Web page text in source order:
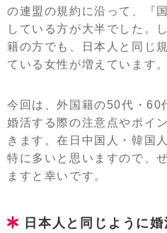
の連盟の規約に沿って、『
している方が大半でした。
籍の方でも、日本人と同じ
ている女性が増えています。
今回は、外国籍の50代・60
婚活する際の注意点やポイ
きます。在日中国人・韓国
特に多いと思いますので、
ますと幸いです。
日本人と同じように